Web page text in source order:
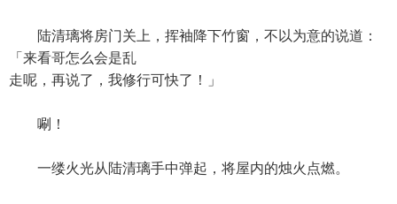
陆清璃将房门关上，挥袖降下竹窗，不以为意的说道：
「来看哥怎么会是乱
走呢，再说了，我修行可快了！」
唰！
一缕火光从陆清璃手中弹起，将屋内的烛火点燃。